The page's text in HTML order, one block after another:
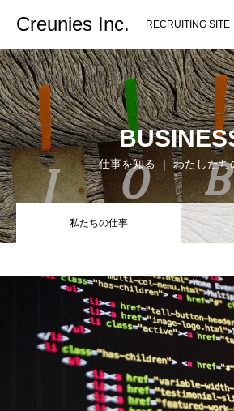
Creunies Inc. RECRUITING SITE
仕事を知る ｜ わたしたち
私たちの仕事